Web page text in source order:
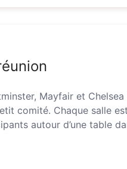
Mayfair et
comité. Chaque salle
autour d’une table